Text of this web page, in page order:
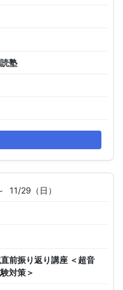
塾
11/29（日）
前振り返り講座 ＜超音
対策＞